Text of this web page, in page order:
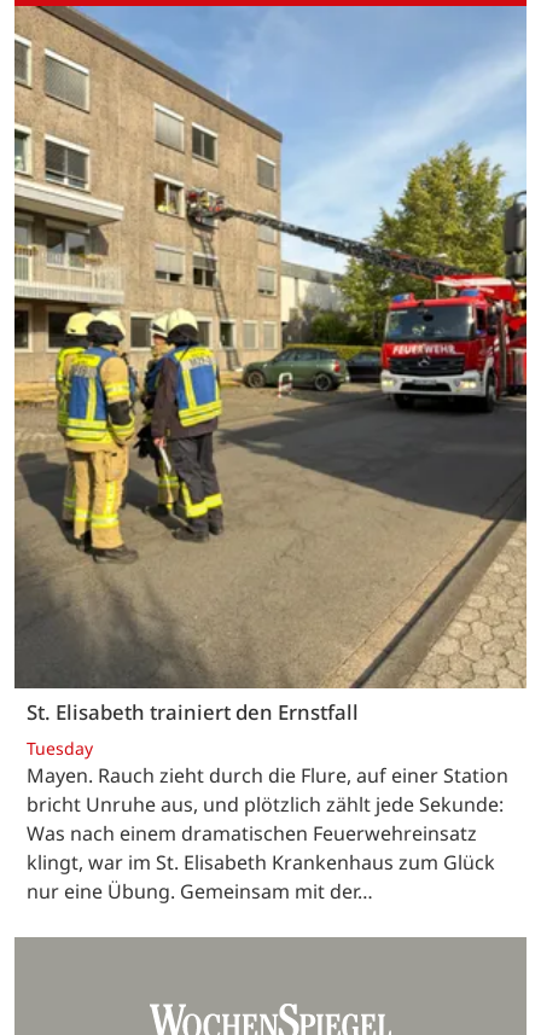
St. Elisabeth trainiert den Ernstfall
Tuesday
Mayen. Rauch zieht durch die Flure, auf einer Station
bricht Unruhe aus, und plötzlich zählt jede Sekunde:
Was nach einem dramatischen Feuerwehreinsatz
klingt, war im St. Elisabeth Krankenhaus zum Glück
nur eine Übung. Gemeinsam mit der…